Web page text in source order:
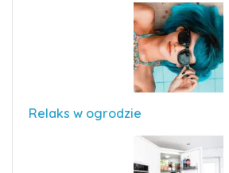
Relaks w ogrodzie